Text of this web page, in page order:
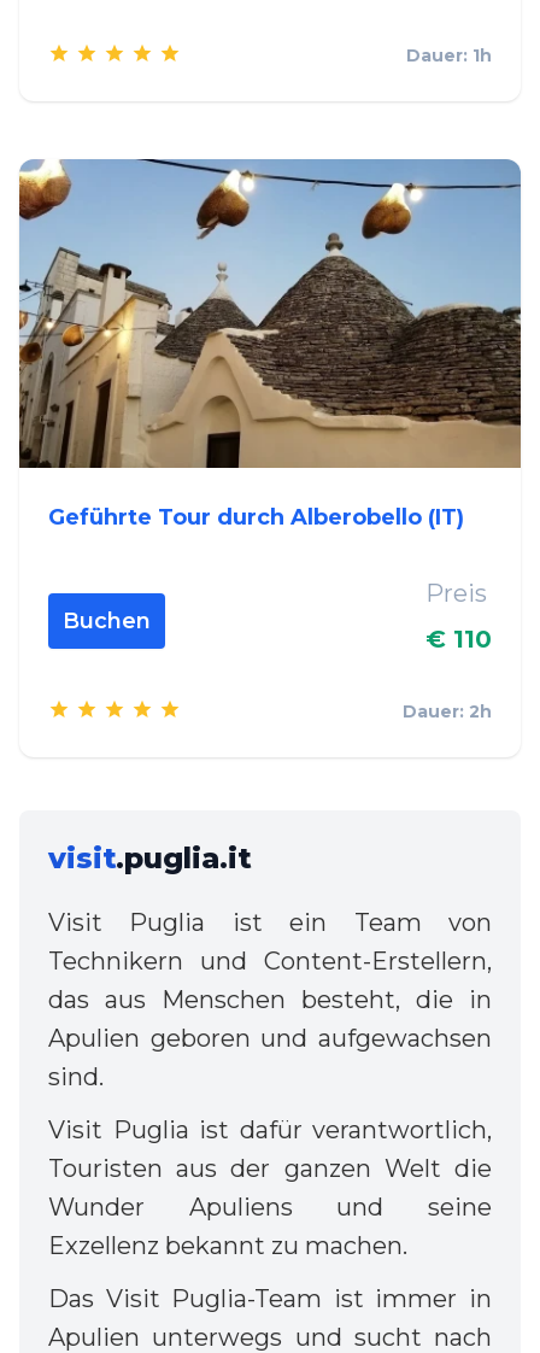
Dauer: 1h
Geführte Tour durch Alberobello (IT)
Buchen
Preis
€ 110
Dauer: 2h
visit.puglia.it
Visit Puglia ist ein Team von
Technikern und Content-Erstellern,
das aus Menschen besteht, die in
Apulien geboren und aufgewachsen
sind.
Visit Puglia ist dafür verantwortlich,
Touristen aus der ganzen Welt die
Wunder Apuliens und seine
Exzellenz bekannt zu machen.
Das Visit Puglia-Team ist immer in
Apulien unterwegs und sucht nach